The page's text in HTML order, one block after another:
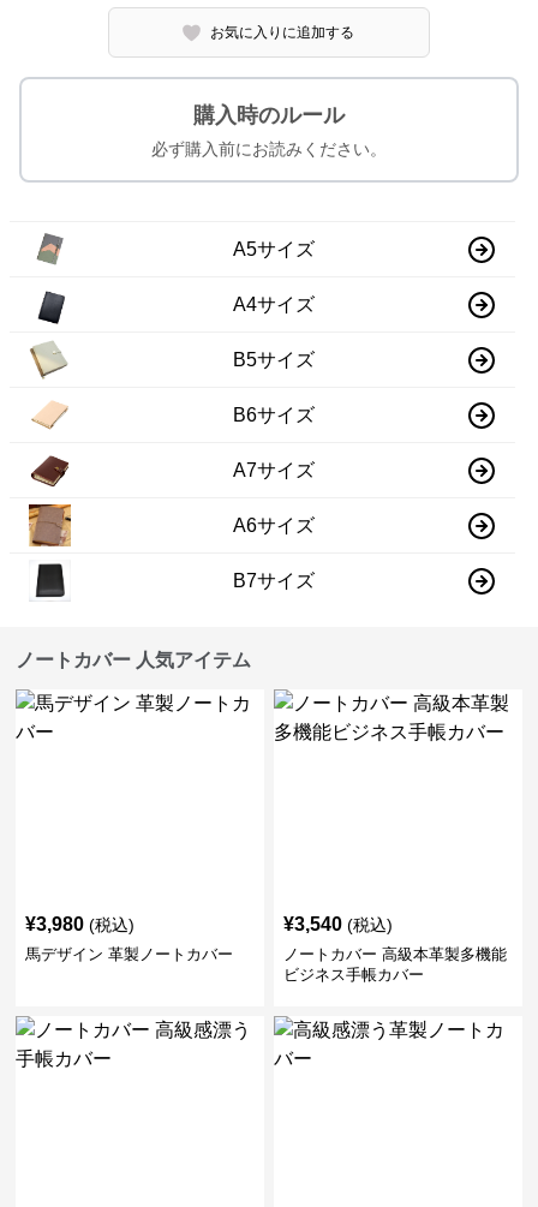
お気に入りに追加する
購入時のルール
必ず購入前にお読みください。
A5サイズ
A4サイズ
B5サイズ
B6サイズ
A7サイズ
A6サイズ
B7サイズ
ノートカバー 人気アイテム
¥3,980 (税込)
馬デザイン 革製ノートカバー
¥3,540 (税込)
ノートカバー 高級本革製多機能
ビジネス手帳カバー